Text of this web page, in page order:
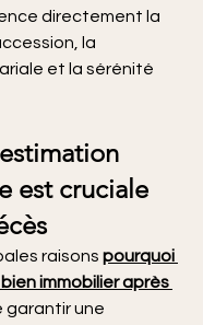
directement la
la
et la sérénité
est cruciale
raisons pourquoi
immobilier après
garantir une